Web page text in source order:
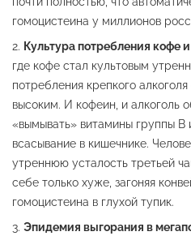
гомоцистеина у миллионов
Культура потребления кофе и
где кофе стал культовым
потребления крепкого
высоким. И кофеин, и алкоголь
«вымывать» витамины группы B
всасывание в кишечнике.
утреннюю усталость третьей
себе только хуже, загоняя
гомоцистеина в глухой тупик.
Эпидемия выгорания в